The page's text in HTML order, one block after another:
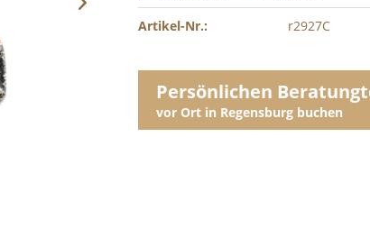
Artikel-Nr.: r2927C
Persönlichen
vor Ort in Regensburg buchen